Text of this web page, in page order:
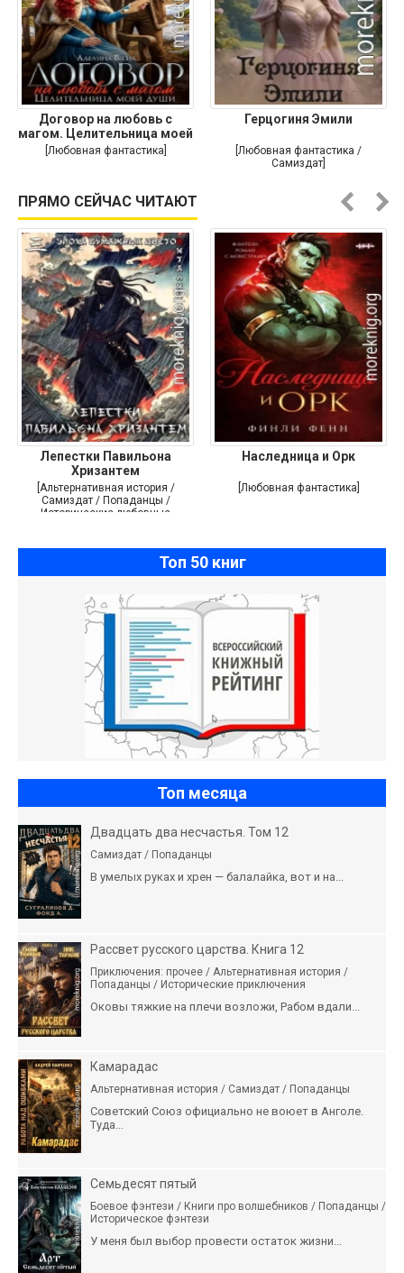
Договор на любовь с
магом. Целительница моей
души
[Любовная фантастика]
Герцогиня Эмили
[Любовная фантастика /
Самиздат]
ПРЯМО СЕЙЧАС ЧИТАЮТ
Лепестки Павильона
Хризантем
[Альтернативная история /
Самиздат / Попаданцы /
Исторические любовные
Наследница и Орк
[Любовная фантастика]
Топ 50 книг
Топ месяца
Двадцать два несчастья. Том 12
Самиздат / Попаданцы
В умелых руках и хрен — балалайка, вот и на...
Рассвет русского царства. Книга 12
Приключения: прочее / Альтернативная история /
Попаданцы / Исторические приключения
Оковы тяжкие на плечи возложи, Рабом вдали...
Камарадас
Альтернативная история / Самиздат / Попаданцы
Советский Союз официально не воюет в Анголе.
Туда...
Семьдесят пятый
Боевое фэнтези / Книги про волшебников / Попаданцы /
Историческое фэнтези
У меня был выбор провести остаток жизни...